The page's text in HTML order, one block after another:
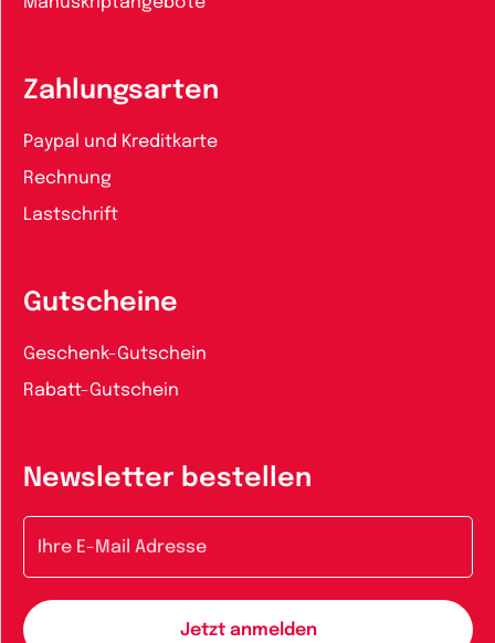
Zahlungsarten
Paypal und Kreditkarte
Rechnung
Lastschrift
Gutscheine
Geschenk-Gutschein
Rabatt-Gutschein
Newsletter bestellen